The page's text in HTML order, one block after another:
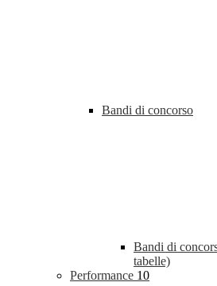
Bandi di concorso
Bandi di
tabelle)
Performance 10